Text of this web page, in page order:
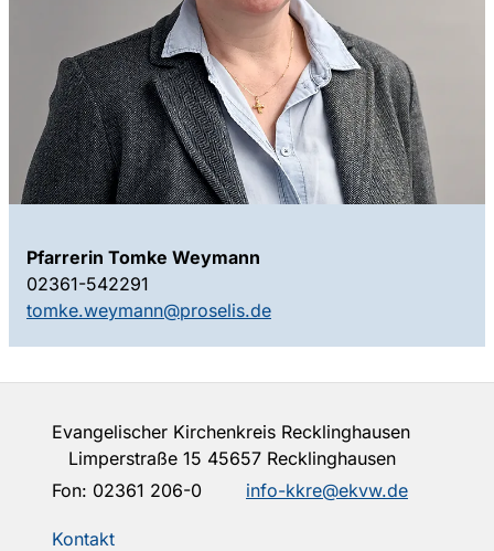
Pfarrerin Tomke Weymann
02361-542291
tomke.weymann@proselis.de
Evangelischer Kirchenkreis Recklinghausen
Limperstraße 15 45657 Recklinghausen
Fon: 02361 206-0 info-kkre@ekvw.de
Kontakt